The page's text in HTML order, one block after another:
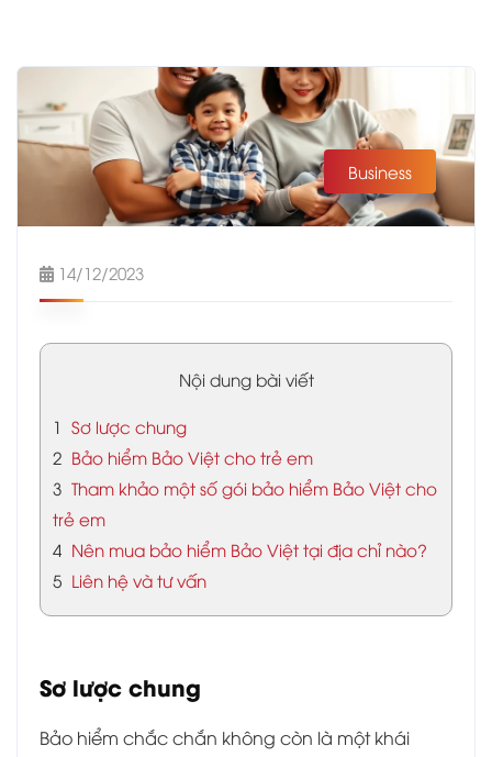
Business
14/12/2023
Nội dung bài viết
1 Sơ lược chung
2 Bảo hiểm Bảo Việt cho trẻ em
3 Tham khảo một số gói bảo hiểm Bảo Việt cho
trẻ em
4 Nên mua bảo hiểm Bảo Việt tại địa chỉ nào?
5 Liên hệ và tư vấn
Sơ lược chung
Bảo hiểm chắc chắn không còn là một khái